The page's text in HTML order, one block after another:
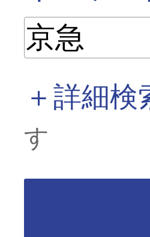
＋詳細検
す